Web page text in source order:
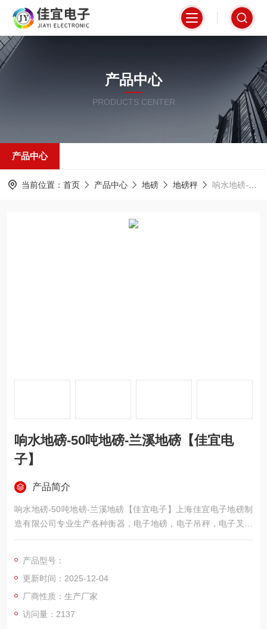
产品中心
PRODUCTS CENTER
产品中心
当前位置： 首页 产品中心 地磅 地磅秤 响水地磅-50吨地磅-兰溪地磅【佳宜电子】
响水地磅-50吨地磅-兰溪地磅【佳宜电
子】
产品简介
响水地磅-50吨地磅-兰溪地磅【佳宜电子】上海佳宜电子地磅制
造有限公司专业生产各种衡器，电子地磅，电子吊秤，电子叉车
秤，电子汽车衡，移动地磅，超低地磅， 防爆地磅，带打印地
动式汽车衡，出口式地磅，欢迎新老客户前来咨询，
产品型号：
更新时间：2025-12-04
厂商性质：生产厂家
访问量：2137